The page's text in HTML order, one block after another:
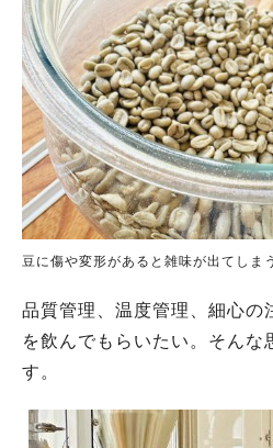
豆に傷や変形があると雑味が出てしま
品質管理、温度管理、細心の
を飲んでもらいたい。そんな
す。